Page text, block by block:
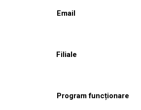
Email
Filiale
Program funcționare